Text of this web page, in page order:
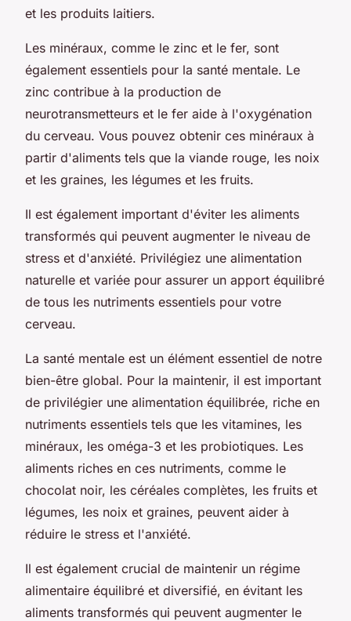
et les produits laitiers.
Les minéraux, comme le zinc et le fer, sont
également essentiels pour la santé mentale. Le
zinc contribue à la production de
neurotransmetteurs et le fer aide à l'oxygénation
du cerveau. Vous pouvez obtenir ces minéraux à
partir d'aliments tels que la viande rouge, les noix
et les graines, les légumes et les fruits.
Il est également important d'éviter les aliments
transformés qui peuvent augmenter le niveau de
stress et d'anxiété. Privilégiez une alimentation
naturelle et variée pour assurer un apport équilibré
de tous les nutriments essentiels pour votre
cerveau.
La santé mentale est un élément essentiel de notre
bien-être global. Pour la maintenir, il est important
de privilégier une alimentation équilibrée, riche en
nutriments essentiels tels que les vitamines, les
minéraux, les oméga-3 et les probiotiques. Les
aliments riches en ces nutriments, comme le
chocolat noir, les céréales complètes, les fruits et
légumes, les noix et graines, peuvent aider à
réduire le stress et l'anxiété.
Il est également crucial de maintenir un régime
alimentaire équilibré et diversifié, en évitant les
aliments transformés qui peuvent augmenter le